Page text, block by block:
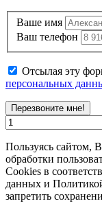
Ваше имя
Ваш телефон
Отсылая эту
персональных
Перезвоните мне!
Пользуясь сайтом,
обработки
Cookies в
данных и
запретить